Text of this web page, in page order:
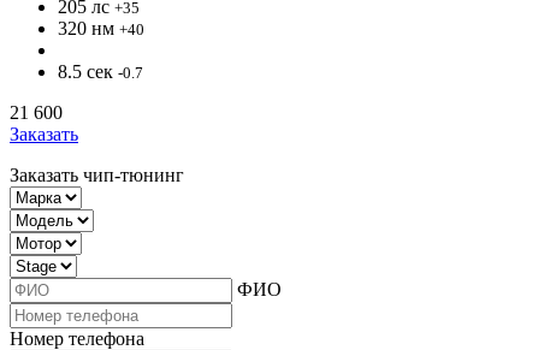
205 лс +35
320 нм +40
8.5 сек -0.7
21 600
Заказать
Заказать чип-тюнинг
ФИО
Номер телефона